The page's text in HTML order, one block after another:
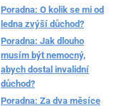
Poradna: O kolik se mi od
ledna zvýší důchod?
Poradna: Jak dlouho
musím být nemocný,
abych dostal invalidní
důchod?
Poradna: Za dva měsíce